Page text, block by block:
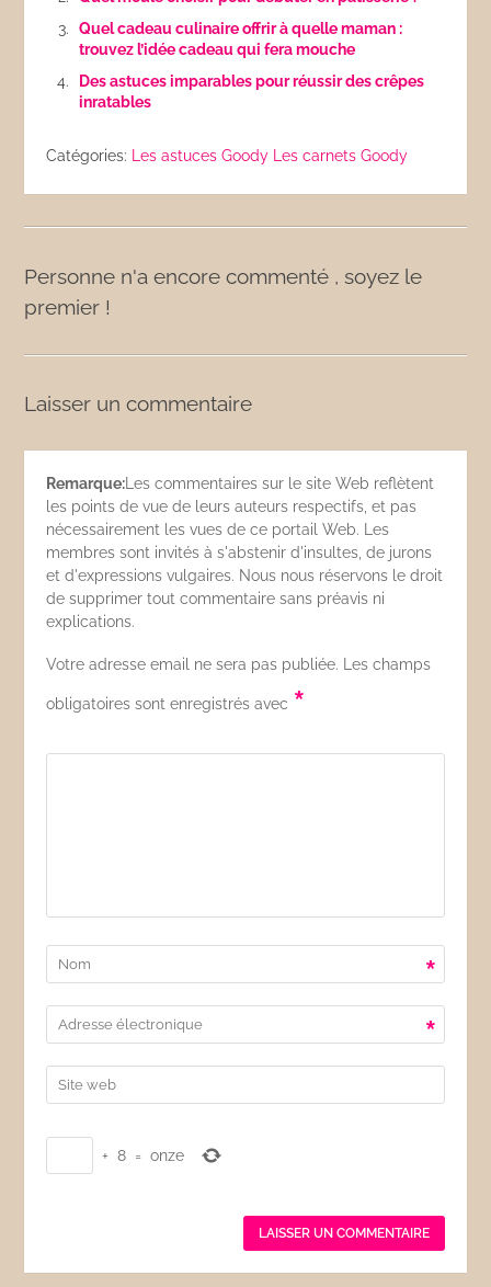
Quel cadeau culinaire offrir à quelle maman :
trouvez l’idée cadeau qui fera mouche
Des astuces imparables pour réussir des crêpes
inratables
Catégories: Les astuces Goody Les carnets Goody
Personne n'a encore commenté , soyez le
premier !
Laisser un commentaire
Remarque: Les commentaires sur le site Web reflètent
les points de vue de leurs auteurs respectifs, et pas
nécessairement les vues de ce portail Web. Les
membres sont invités à s'abstenir d'insultes, de jurons
et d'expressions vulgaires. Nous nous réservons le droit
de supprimer tout commentaire sans préavis ni
explications.
Votre adresse email ne sera pas publiée. Les champs
obligatoires sont enregistrés avec *
*
*
+ 8 = onze